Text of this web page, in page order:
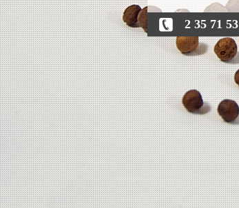
2 35 71 53